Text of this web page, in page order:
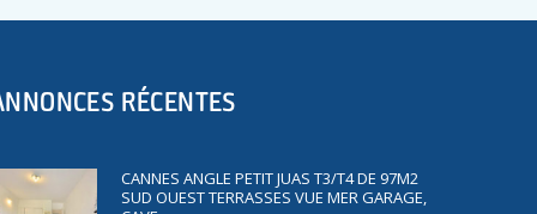
RÉCENTES
CANNES ANGLE PETIT JUAS T3/T4 DE 97M2
SUD OUEST TERRASSES VUE MER GARAGE,